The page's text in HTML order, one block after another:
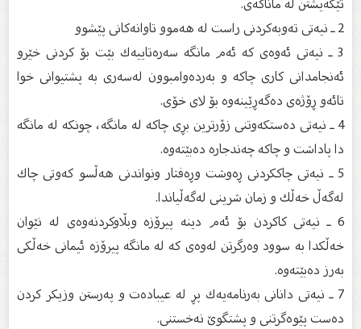
3 ـ نیەتى ئەوەى كە ئەم مانگە سەرەتاییەك بێت بۆ كردنى خێرو
ئەنجامدانى كارى چاكە و بەردەوامبوون لەسەرى بە پشتیوانى خوا
تائەو ڕۆژەى دەگەڕێینەوە بۆ لاى خۆى.
4 ـ نیەتى دەستكەوتنى زۆرترین بڕى چاكە لە مانگە، چونكە لە مانگە
دا پاداشت و چاكە چەندجارە دەبێتەوە.
5 ـ نیەتى چاككردنى ڕەوشت وڕەفتار ونواندنى هەڵسو كەوتى چاك
لەگەڵ خەڵك و زمان شرینى لەگەڵیاندا.
6 ـ نیەتى كاكردن بۆ ئەم دینە پیرۆزە وبڵاوكردنەوەى لە نێوان
خەڵكدا بە سوود وەرگرتن لەوەى كە لە مانگە پیرۆزە ئیمانى خەڵكى
بەرز دەبێتەوە.
7 ـ نیەتى دانانى بەرنامەیەك پڕ لە عیبادەت و پەرستن وزیكر كردن
دەست پێوەگرتنى و پشتگوێ نەخستنى.